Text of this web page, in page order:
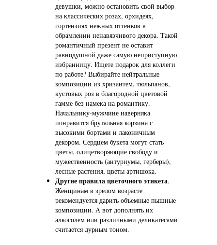
девушки, можно остановить свой выбор
на классических розах, орхидеях,
гортензиях нежных оттенков в
обрамлении ненавязчивого декора. Такой
романтичный презент не оставит
равнодушной даже самую неприступную
избранницу. Ищете подарок для коллеги
по работе? Выбирайте нейтральные
композиции из хризантем, тюльпанов,
кустовых роз в благородной цветовой
гамме без намека на романтику.
Начальнику-мужчине наверняка
понравится брутальная корзина с
высокими бортами и лаконичным
декором. Сердцем букета могут стать
цветы, олицетворяющие свободу и
мужественность (антуриумы, герберы),
лесные растения, цветы артишока.
Другие правила цветочного этикета.
Женщинам в зрелом возрасте
рекомендуется дарить объемные пышные
композиции. А вот дополнять их
алкоголем или различными деликатесами
считается дурным тоном.